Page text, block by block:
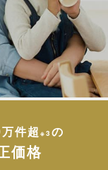
件超 ※3 の
価格